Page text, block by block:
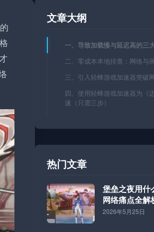
文章大纲
一、导致加载慢与延迟高的三
二、零成本本地排查：网络与
三、引入轻蜂游戏加速器突破
四、使用轻蜂游戏加速器为《
速（只需三步）
热门文章
堡垒之夜用什
网络痛点全解
2026年5月25日